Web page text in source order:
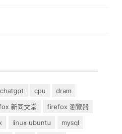
chatgpt cpu
dram
新同文堂
firefox 瀏覽器
linux ubuntu
mysql